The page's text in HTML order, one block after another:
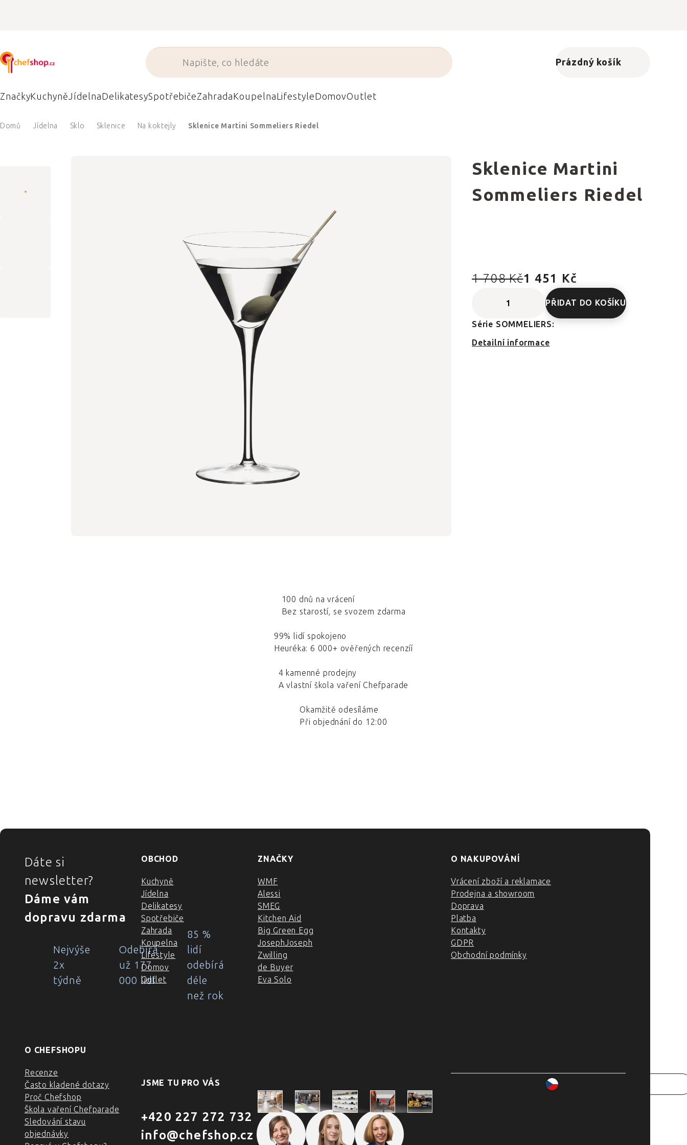
Nákupní košík
Prázdný košík
ZnačkyKuchyněJídelnaDelikatesySpotřebičeZahradaKoupelnaLifestyleDomovOutlet
Domů Jídelna Sklo Sklenice Na koktejly Sklenice Martini Sommeliers Riedel
Sklenice Martini
Sommeliers Riedel
1 708 Kč1 451 Kč
PŘIDAT DO KOŠÍKU
Série SOMMELIERS:
Detailní informace
100 dnů na vrácení
Bez starostí, se svozem zdarma
99% lidí spokojeno
Heuréka: 6 000+ ověřených recenzíí
4 kamenné prodejny
A vlastní škola vaření Chefparade
Okamžitě odesíláme
Při objednání do 12:00
ZÁPATÍ
Dáte si
newsletter?
Dáme vám
dopravu zdarma
Nejvýše
2x
týdně
Odebírá
už 177
000 lidí
85 %
lidí
odebírá
déle
než rok
OBCHOD
Kuchyně
Jídelna
Delikatesy
Spotřebiče
Zahrada
Koupelna
Lifestyle
Domov
Outlet
ZNAČKY
WMF
Alessi
SMEG
Kitchen Aid
Big Green Egg
JosephJoseph
Zwilling
de Buyer
Eva Solo
O NAKUPOVÁNÍ
Vrácení zboží a reklamace
Prodejna a showroom
Doprava
Platba
Kontakty
GDPR
Obchodní podmínky
O CHEFSHOPU
Recenze
Často kladené dotazy
Proč Chefshop
Škola vaření Chefparade
Sledování stavu
objednávky
JSME TU PRO VÁS
+420 227 272 732
info@chefshop.cz
Praha Praha
Outlet
Brno
www.chefshop.cz